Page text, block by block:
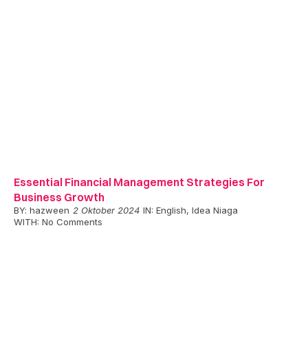
Essential Financial Management Strategies For
Business Growth
BY: hazween 2 Oktober 2024 IN: English, Idea Niaga
WITH: No Comments